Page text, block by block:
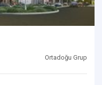
Ortadoğu Grup